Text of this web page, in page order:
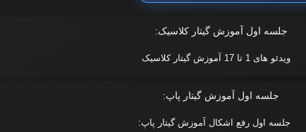
جلسه اول آموزش گیتار کلاسیک:
ویدئو های 1 تا 17 آموزش گیتار کلاسیک
جلسه اول آموزش گیتار پاپ:
جلسه اول رفع اشکال آموزش گیتار پاپ: